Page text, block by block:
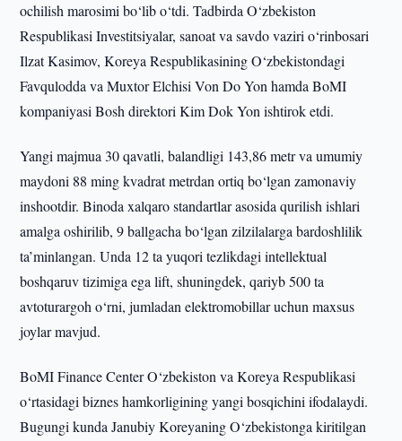
ochilish marosimi bo‘lib o‘tdi. Tadbirda O‘zbekiston
Respublikasi Investitsiyalar, sanoat va savdo vaziri o‘rinbosari
Ilzat Kasimov, Koreya Respublikasining O‘zbekistondagi
Favqulodda va Muxtor Elchisi Von Do Yon hamda BoMI
kompaniyasi Bosh direktori Kim Dok Yon ishtirok etdi.
Yangi majmua 30 qavatli, balandligi 143,86 metr va umumiy
maydoni 88 ming kvadrat metrdan ortiq bo‘lgan zamonaviy
inshootdir. Binoda xalqaro standartlar asosida qurilish ishlari
amalga oshirilib, 9 ballgacha bo‘lgan zilzilalarga bardoshlilik
ta’minlangan. Unda 12 ta yuqori tezlikdagi intellektual
boshqaruv tizimiga ega lift, shuningdek, qariyb 500 ta
avtoturargoh o‘rni, jumladan elektromobillar uchun maxsus
joylar mavjud.
BoMI Finance Center O‘zbekiston va Koreya Respublikasi
o‘rtasidagi biznes hamkorligining yangi bosqichini ifodalaydi.
Bugungi kunda Janubiy Koreyaning O‘zbekistonga kiritilgan